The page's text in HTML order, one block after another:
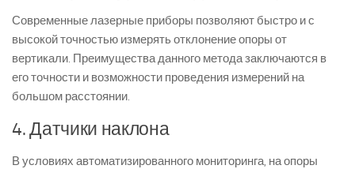
Современные лазерные приборы позволяют быстро и с
высокой точностью измерять отклонение опоры от
вертикали. Преимущества данного метода заключаются в
его точности и возможности проведения измерений на
большом расстоянии.
4. Датчики наклона
В условиях автоматизированного мониторинга, на опоры